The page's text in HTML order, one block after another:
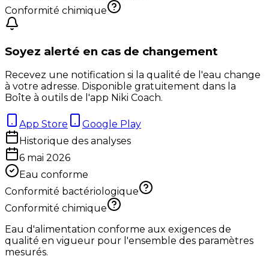
Conformité chimique
Soyez alerté en cas de changement
Recevez une notification si la qualité de l'eau change
à votre adresse. Disponible gratuitement dans la
Boîte à outils de l'app Niki Coach.
App Store
Google Play
Historique des analyses
6 mai 2026
Eau conforme
Conformité bactériologique
Conformité chimique
Eau d'alimentation conforme aux exigences de
qualité en vigueur pour l'ensemble des paramètres
mesurés.